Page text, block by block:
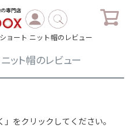
ョート ニット帽のレビュー
ット帽のレビュー
をクリックしてください。